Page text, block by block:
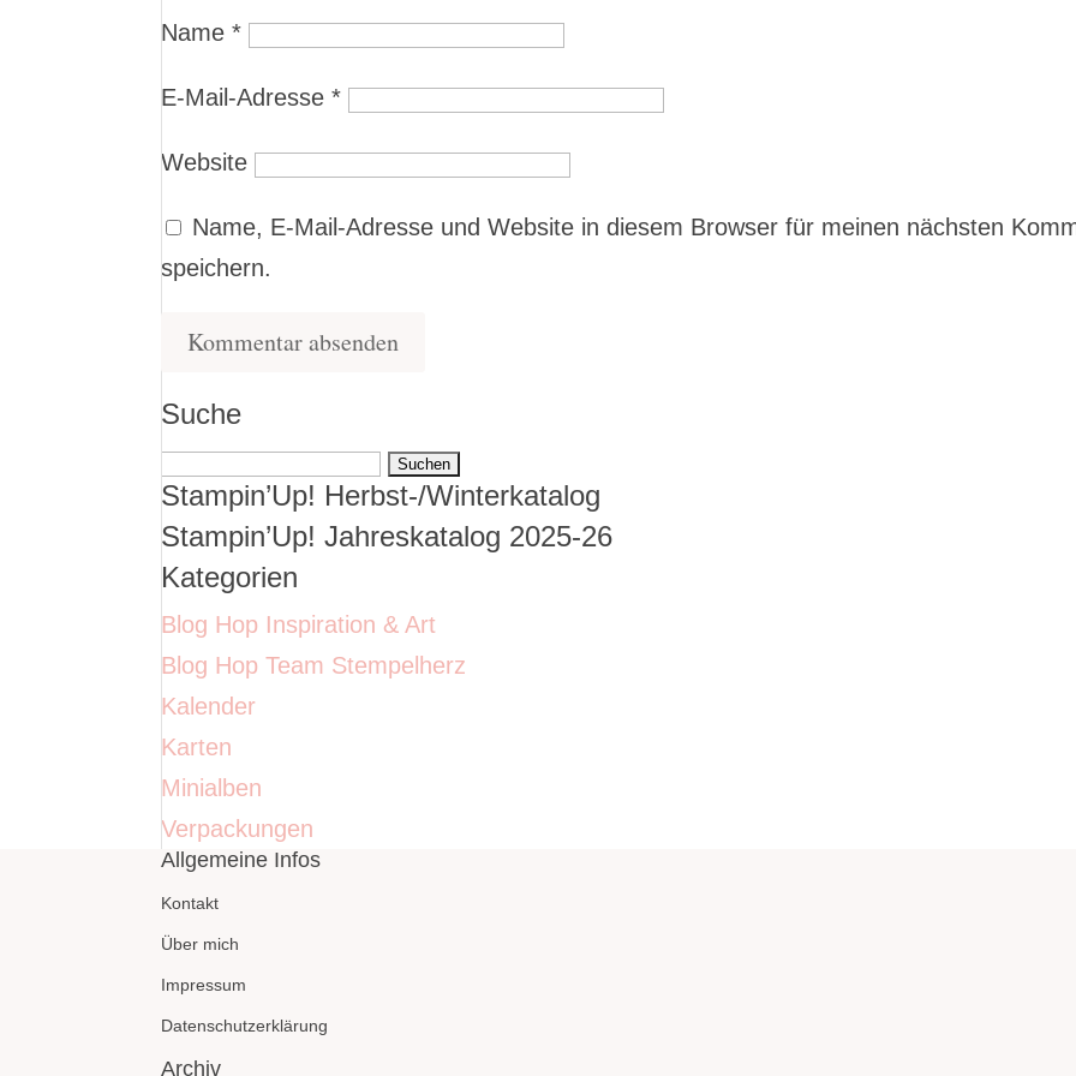
Name*
E-Mail-Adresse*
Website
Name, E-Mail-Adresse und Website in diesem Browser für meinen nächsten
speichern.
Suche
Suchen
nach:
Stampin’Up! Herbst-/Winterkatalog
Stampin’Up! Jahreskatalog 2025-26
Kategorien
Blog Hop Inspiration & Art
Blog Hop Team Stempelherz
Kalender
Karten
Minialben
Verpackungen
Allgemeine Infos
Kontakt
Über mich
Impressum
Datenschutzerklärung
Archiv